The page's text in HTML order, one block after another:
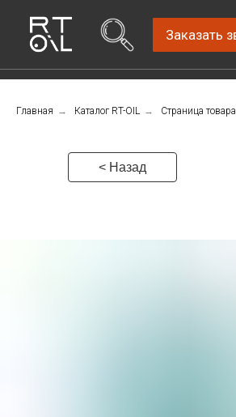
Прямой дистрибьютор
Консультации Пн-Пт: 9.00-18.00
Заказать звонок
4.8
Главная → Каталог RT-OIL → Страница товара
< Назад